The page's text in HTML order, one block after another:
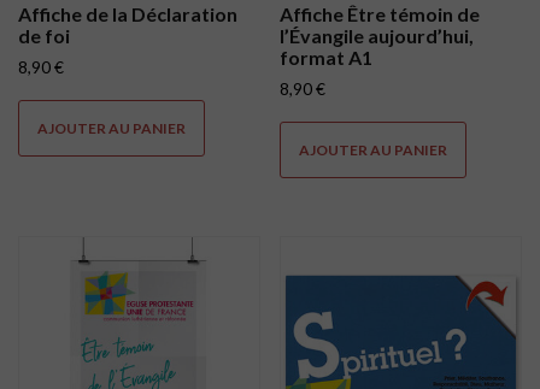
Affiche de la Déclaration
de foi
8,90€
AJOUTER AU PANIER
Affiche Être témoin de
l’Évangile aujourd’hui,
format A1
8,90€
AJOUTER AU PANIER